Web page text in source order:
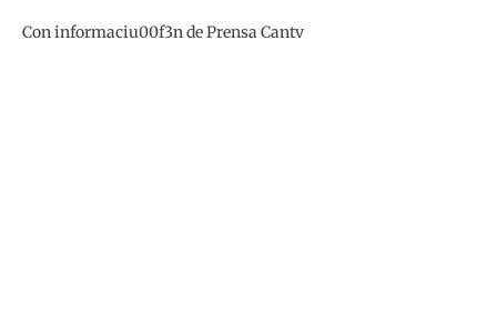
Con informaciu00f3n de Prensa Cantv